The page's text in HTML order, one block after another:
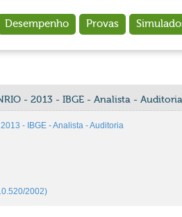
Desempenho Provas
- 2013 - IBGE - Analista - Auditoria
- IBGE - Analista - Auditoria
2002)